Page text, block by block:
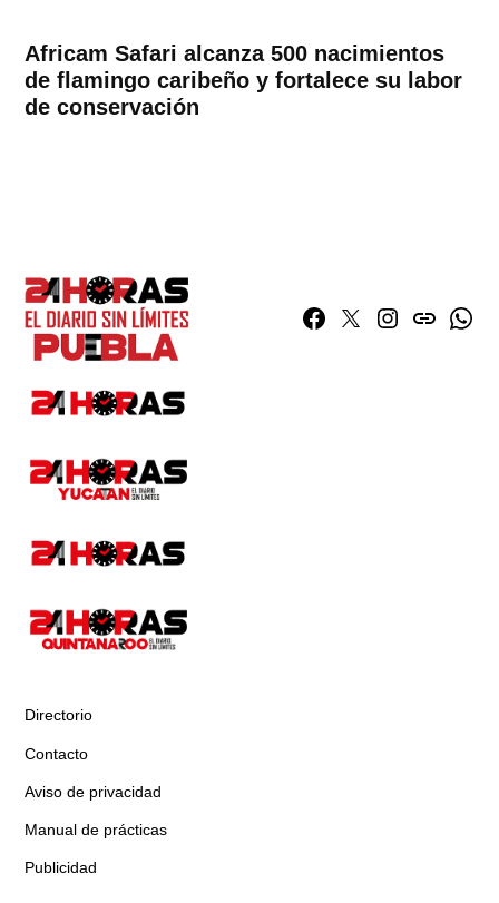
Africam Safari alcanza 500 nacimientos
de flamingo caribeño y fortalece su labor
de conservación
Facebook
TwitterInstagram
issuu
Directorio
Contacto
Aviso de privacidad
Manual de prácticas
Publicidad